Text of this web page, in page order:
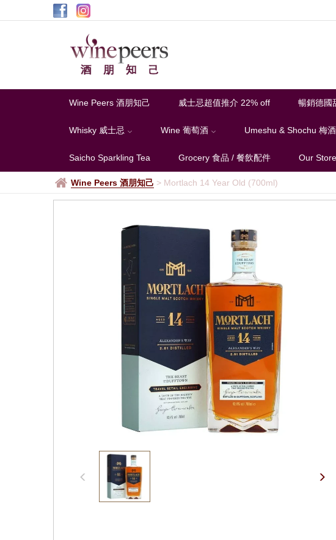
Wine Peers 酒朋知己 威士忌超值推介 22% off 暢銷德國
Whisky 威士忌 Wine 葡萄酒 Umeshu & Shochu 梅
Saicho Sparkling Tea Grocery 食品 / 餐飲配件 Our
Wine Peers 酒朋知己 > Mortlach 14 Year Old (700ml)